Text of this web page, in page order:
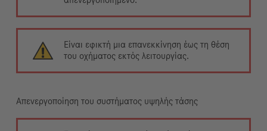
Είναι εφικτή μια επανεκκίνηση έως τη θέση
του οχήματος εκτός λειτουργίας.
Απενεργοποίηση του συστήματος υψηλής τάσης